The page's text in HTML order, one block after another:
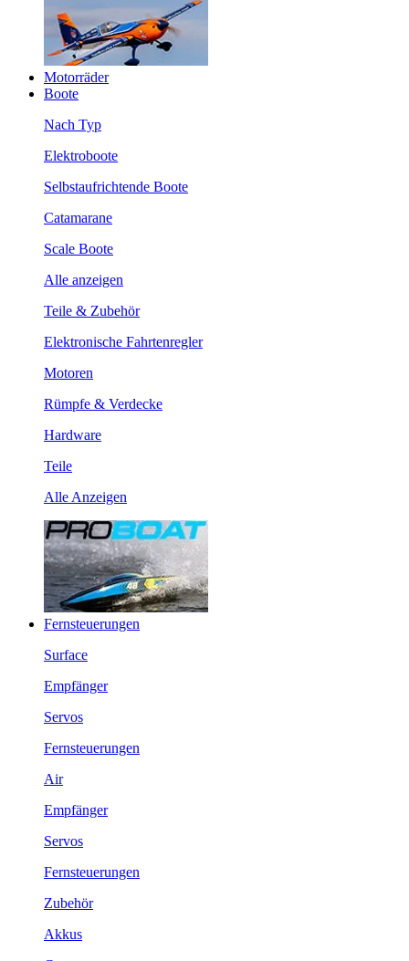
Motorräder
Boote
Nach Typ
Elektroboote
Selbstaufrichtende Boote
Catamarane
Scale Boote
Alle anzeigen
Teile & Zubehör
Elektronische Fahrtenregler
Motoren
Rümpfe & Verdecke
Hardware
Teile
Alle Anzeigen
Fernsteuerungen
Surface
Empfänger
Servos
Fernsteuerungen
Air
Empfänger
Servos
Fernsteuerungen
Zubehör
Akkus